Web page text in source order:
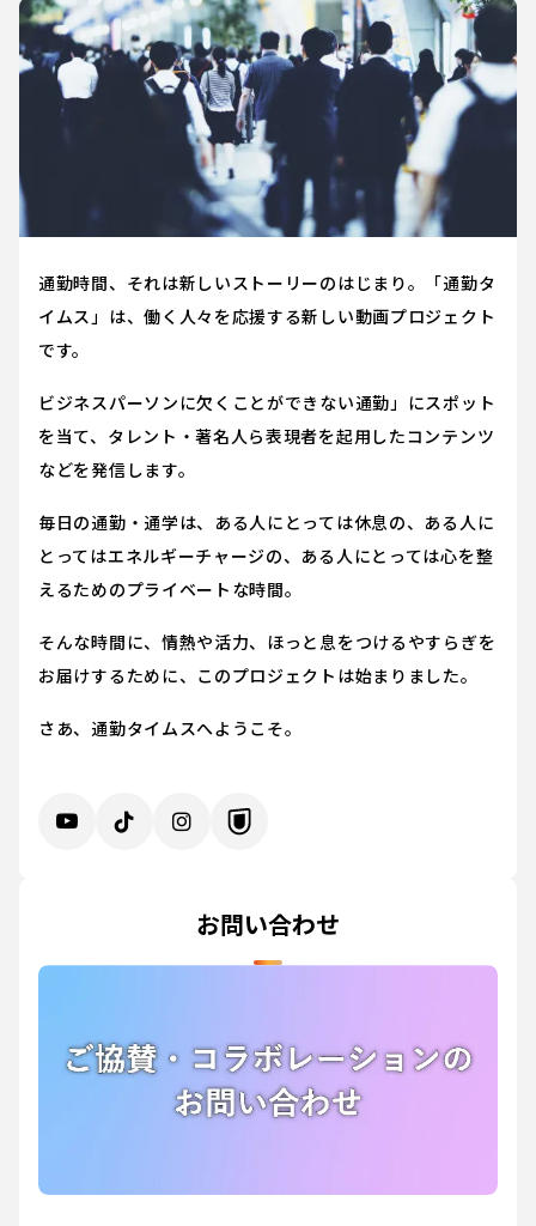
通勤時間、それは新しいストーリーのはじまり。「通勤タ
イムス」は、働く人々を応援する新しい動画プロジェクト
です。
ビジネスパーソンに欠くことができない通勤」にスポット
を当て、タレント・著名人ら表現者を起用したコンテンツ
などを発信します。
毎日の通勤・通学は、ある人にとっては休息の、ある人に
とってはエネルギーチャージの、ある人にとっては心を整
えるためのプライベートな時間。
そんな時間に、情熱や活力、ほっと息をつけるやすらぎを
お届けするために、このプロジェクトは始まりました。
さあ、通勤タイムスへようこそ。
お問い合わせ